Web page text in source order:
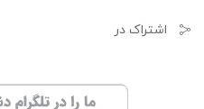
اشتراک در